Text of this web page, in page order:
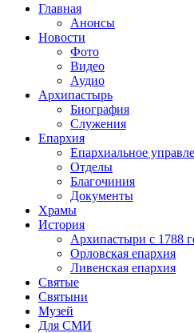
Главная
Анонсы
Новости
Фото
Видео
Аудио
Архипастырь
Биография
Служения
Епархия
Епархиальное
Отделы
Благочиния
Документы
Храмы
История
Архипастыри с 1788
Орловская епархия
Ливенская епархия
Святые
Святыни
Музей
Для СМИ